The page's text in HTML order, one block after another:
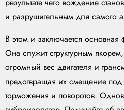
результате чего вождение
и разрушительным для самого
В этом и заключается основная
Она служит структурным
огромный вес двигателя и
предотвращая их смещение
торможения и поворотов.